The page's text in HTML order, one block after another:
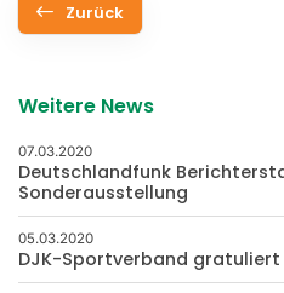
Zurück
Weitere News
07.03.2020
Deutschlandfunk
Sonderausstellung
05.03.2020
DJK-Sportverband gratuliert